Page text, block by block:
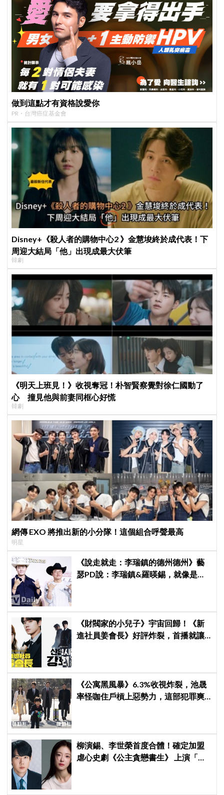
做到這點才有資格說愛你
PR・台灣癌症基金會
Disney+《殺人者的購物中心2 》金慧埈終於成代表！下
周迎大結局「他」出現成最大伏筆
韓劇
《明天上班見！》收視奪冠！朴智賢察覺對徐仁國動了
心 撞見他與前妻同框心好慌
韓劇
網傳 EXO 將推出新的小分隊！這個組合呼聲最高
明星
《說走就走：李瑞鎮的德州德州》藝
瑟PD說：李瑞鎮&羅暎錫，就像是浪
《財閥家的小兒子》宇宙回歸！《新
進社員姜會長》好評炸裂，首播就讓
《公寓黑風暴》6.3%收視炸裂，池晟
率怪咖住戶槓上惡勢力，這部犯罪爽
柳演錫、李世榮首度合體！確定加盟
虐心史劇《公主貪戀書生》 上演「朝